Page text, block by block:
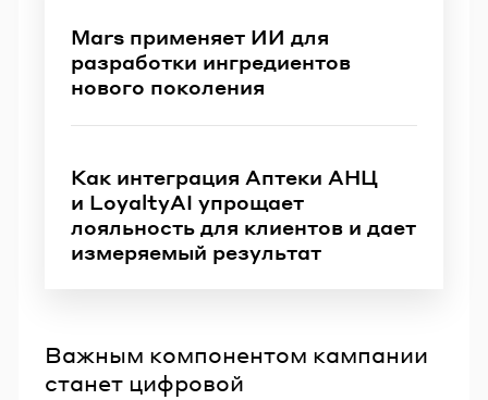
Mars применяет ИИ для
разработки ингредиентов
нового поколения
Как интеграция Аптеки АНЦ
и LoyaltyAI упрощает
лояльность для клиентов и дает
измеряемый результат
Важным компонентом кампании
станет цифровой